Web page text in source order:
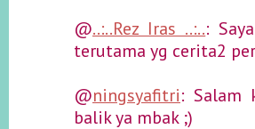
@..:..Rez Iras ..:..:
terutama yg cerita2
@ningsyafitri: Salam
balik ya mbak ;)